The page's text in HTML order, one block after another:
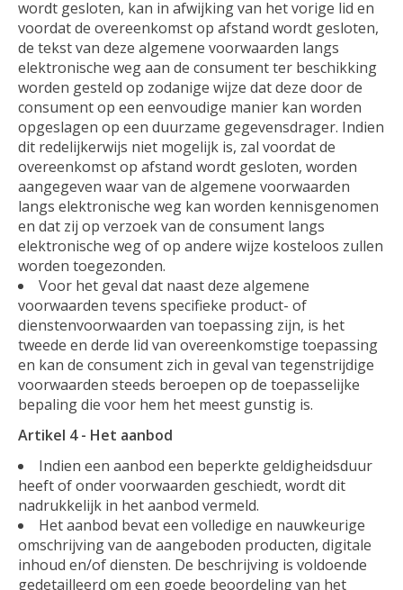
wordt gesloten, kan in afwijking van het vorige lid en
voordat de overeenkomst op afstand wordt gesloten,
de tekst van deze algemene voorwaarden langs
elektronische weg aan de consument ter beschikking
worden gesteld op zodanige wijze dat deze door de
consument op een eenvoudige manier kan worden
opgeslagen op een duurzame gegevensdrager. Indien
dit redelijkerwijs niet mogelijk is, zal voordat de
overeenkomst op afstand wordt gesloten, worden
aangegeven waar van de algemene voorwaarden
langs elektronische weg kan worden kennisgenomen
en dat zij op verzoek van de consument langs
elektronische weg of op andere wijze kosteloos zullen
worden toegezonden.
Voor het geval dat naast deze algemene
voorwaarden tevens specifieke product- of
dienstenvoorwaarden van toepassing zijn, is het
tweede en derde lid van overeenkomstige toepassing
en kan de consument zich in geval van tegenstrijdige
voorwaarden steeds beroepen op de toepasselijke
bepaling die voor hem het meest gunstig is.
Artikel 4 - Het aanbod
Indien een aanbod een beperkte geldigheidsduur
heeft of onder voorwaarden geschiedt, wordt dit
nadrukkelijk in het aanbod vermeld.
Het aanbod bevat een volledige en nauwkeurige
omschrijving van de aangeboden producten, digitale
inhoud en/of diensten. De beschrijving is voldoende
gedetailleerd om een goede beoordeling van het